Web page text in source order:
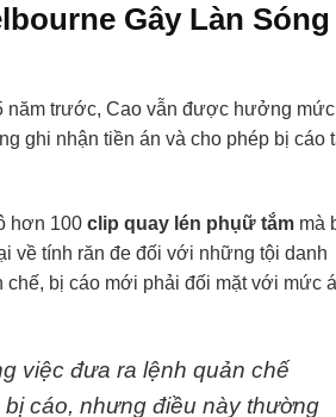
Gây Làn Sóng
năm trước, Cao vẫn được hưởng
ghi nhận tiền án và cho phép bị cáo
hơn 100 clip quay lén phụữ tắm mà
về tính răn đe đối với những tội danh
bị cáo mới phải đối mặt với mức
việc đưa ra lệnh quản chế
cáo, nhưng điều này thường